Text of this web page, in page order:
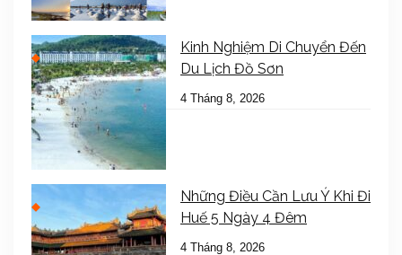
Kinh Nghiệm Di Chuyển Đến
Du Lịch Đồ Sơn
4 Tháng 8, 2026
Những Điều Cần Lưu Ý Khi Đi
Huế 5 Ngày 4 Đêm
4 Tháng 8, 2026